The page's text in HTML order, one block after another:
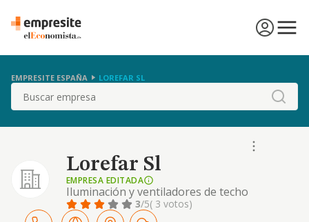
EMPRESITE ESPAÑA LOREFAR SL
Buscar
Lorefar Sl
EMPRESA EDITADA
Iluminación y ventiladores de techo
3/5( 3 votos)